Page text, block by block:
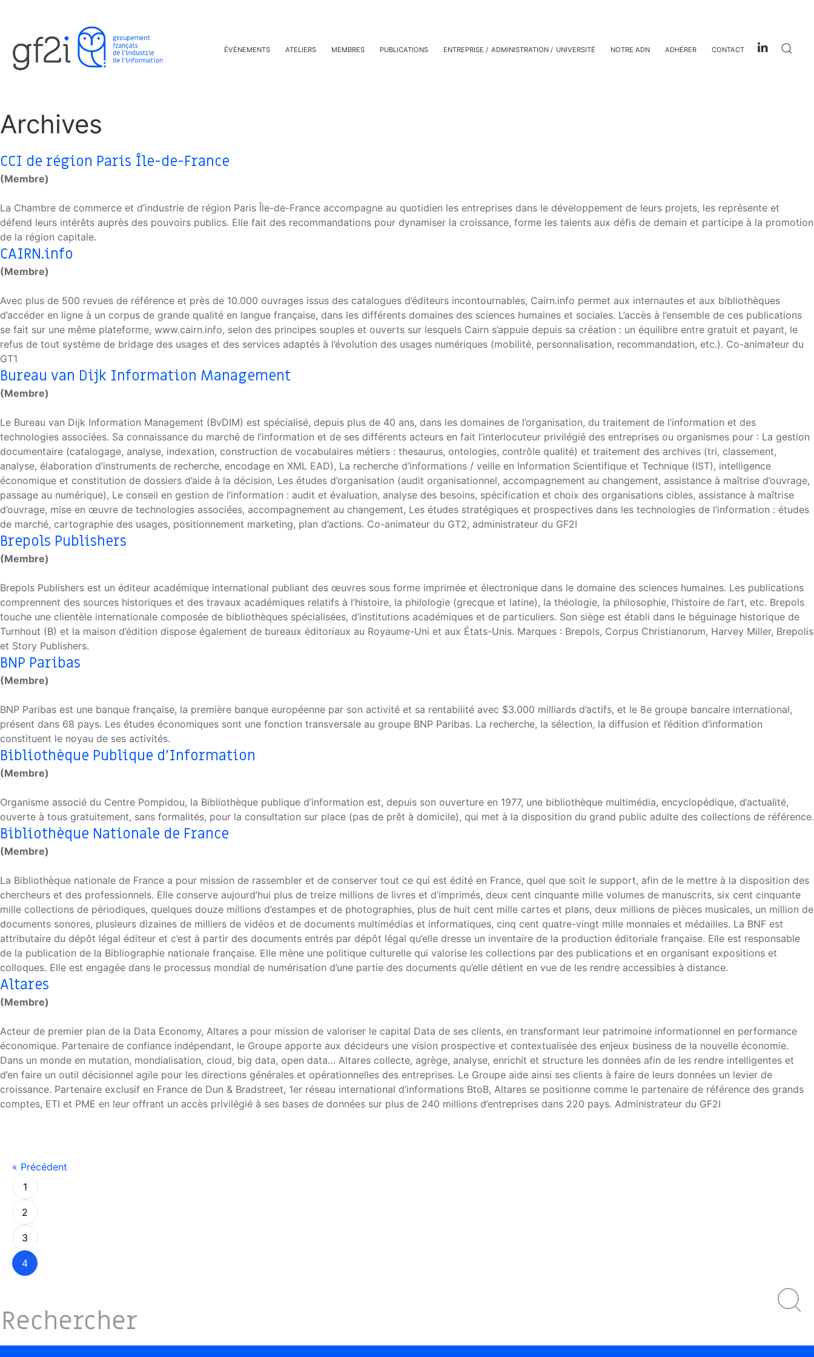
ÉVÉNEMENTS ATELIERS MEMBRES PUBLICATIONS ENTREPRISE ADMINISTRATION UNIVERSITÉ NOTRE ADN ADHÉRER CONTACT
Archives
CCI de région Paris Île-de-France
(Membre)
La Chambre de commerce et d’industrie de région Paris Île-de-France accompagne au quotidien les entreprises dans le développement de leurs projets, les représente et
défend leurs intérêts auprès des pouvoirs publics. Elle fait des recommandations pour dynamiser la croissance, forme les talents aux défis de demain et participe à la promotion
de la région capitale.
CAIRN.info
(Membre)
Avec plus de 500 revues de référence et près de 10.000 ouvrages issus des catalogues d’éditeurs incontournables, Cairn.info permet aux internautes et aux bibliothèques
d’accéder en ligne à un corpus de grande qualité en langue française, dans les différents domaines des sciences humaines et sociales. L’accès à l’ensemble de ces publications
se fait sur une même plateforme, www.cairn.info, selon des principes souples et ouverts sur lesquels Cairn s’appuie depuis sa création : un équilibre entre gratuit et payant, le
refus de tout système de bridage des usages et des services adaptés à l’évolution des usages numériques (mobilité, personnalisation, recommandation, etc.). Co-animateur du
GT1
Bureau van Dijk Information Management
(Membre)
Le Bureau van Dijk Information Management (BvDIM) est spécialisé, depuis plus de 40 ans, dans les domaines de l’organisation, du traitement de l’information et des
technologies associées. Sa connaissance du marché de l’information et de ses différents acteurs en fait l’interlocuteur privilégié des entreprises ou organismes pour : La gestion
documentaire (catalogage, analyse, indexation, construction de vocabulaires métiers : thesaurus, ontologies, contrôle qualité) et traitement des archives (tri, classement,
analyse, élaboration d’instruments de recherche, encodage en XML EAD), La recherche d’informations / veille en Information Scientifique et Technique (IST), intelligence
économique et constitution de dossiers d’aide à la décision, Les études d’organisation (audit organisationnel, accompagnement au changement, assistance à maîtrise d’ouvrage,
passage au numérique), Le conseil en gestion de l’information : audit et évaluation, analyse des besoins, spécification et choix des organisations cibles, assistance à maîtrise
d’ouvrage, mise en œuvre de technologies associées, accompagnement au changement, Les études stratégiques et prospectives dans les technologies de l’information : études
de marché, cartographie des usages, positionnement marketing, plan d’actions. Co-animateur du GT2, administrateur du GF2I
Brepols Publishers
(Membre)
Brepols Publishers est un éditeur académique international publiant des œuvres sous forme imprimée et électronique dans le domaine des sciences humaines. Les publications
comprennent des sources historiques et des travaux académiques relatifs à l’histoire, la philologie (grecque et latine), la théologie, la philosophie, l’histoire de l’art, etc. Brepols
touche une clientèle internationale composée de bibliothèques spécialisées, d’institutions académiques et de particuliers. Son siège est établi dans le béguinage historique de
Turnhout (B) et la maison d’édition dispose également de bureaux éditoriaux au Royaume-Uni et aux États-Unis. Marques : Brepols, Corpus Christianorum, Harvey Miller, Brepolis
et Story Publishers.
BNP Paribas
(Membre)
BNP Paribas est une banque française, la première banque européenne par son activité et sa rentabilité avec $3.000 milliards d’actifs, et le 8e groupe bancaire international,
présent dans 68 pays. Les études économiques sont une fonction transversale au groupe BNP Paribas. La recherche, la sélection, la diffusion et l’édition d’information
constituent le noyau de ses activités.
Bibliothèque Publique d’Information
(Membre)
Organisme associé du Centre Pompidou, la Bibliothèque publique d’information est, depuis son ouverture en 1977, une bibliothèque multimédia, encyclopédique, d’actualité,
ouverte à tous gratuitement, sans formalités, pour la consultation sur place (pas de prêt à domicile), qui met à la disposition du grand public adulte des collections de référence.
Bibliothèque Nationale de France
(Membre)
La Bibliothèque nationale de France a pour mission de rassembler et de conserver tout ce qui est édité en France, quel que soit le support, afin de le mettre à la disposition des
chercheurs et des professionnels. Elle conserve aujourd’hui plus de treize millions de livres et d’imprimés, deux cent cinquante mille volumes de manuscrits, six cent cinquante
mille collections de périodiques, quelques douze millions d’estampes et de photographies, plus de huit cent mille cartes et plans, deux millions de pièces musicales, un million de
documents sonores, plusieurs dizaines de milliers de vidéos et de documents multimédias et informatiques, cinq cent quatre-vingt mille monnaies et médailles. La BNF est
attributaire du dépôt légal éditeur et c’est à partir des documents entrés par dépôt légal qu’elle dresse un inventaire de la production éditoriale française. Elle est responsable
de la publication de la Bibliographie nationale française. Elle mène une politique culturelle qui valorise les collections par des publications et en organisant expositions et
colloques. Elle est engagée dans le processus mondial de numérisation d’une partie des documents qu’elle détient en vue de les rendre accessibles à distance.
Altares
(Membre)
Acteur de premier plan de la Data Economy, Altares a pour mission de valoriser le capital Data de ses clients, en transformant leur patrimoine informationnel en performance
économique. Partenaire de confiance indépendant, le Groupe apporte aux décideurs une vision prospective et contextualisée des enjeux business de la nouvelle économie.
Dans un monde en mutation, mondialisation, cloud, big data, open data… Altares collecte, agrège, analyse, enrichit et structure les données afin de les rendre intelligentes et
d’en faire un outil décisionnel agile pour les directions générales et opérationnelles des entreprises. Le Groupe aide ainsi ses clients à faire de leurs données un levier de
croissance. Partenaire exclusif en France de Dun & Bradstreet, 1er réseau international d’informations BtoB, Altares se positionne comme le partenaire de référence des grands
comptes, ETI et PME en leur offrant un accès privilégié à ses bases de données sur plus de 240 millions d’entreprises dans 220 pays. Administrateur du GF2I
« Précédent
1
2
3
4